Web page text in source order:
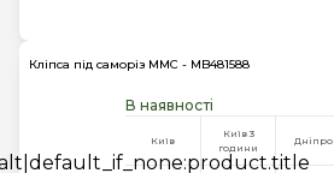
Кліпса під саморіз MMC - MB481588
В наявності
Київ
Київ 3
години
Дніпро